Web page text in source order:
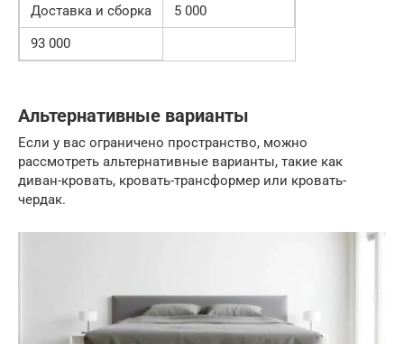
Доставка и сборка
5 000
93 000
Альтернативные варианты
Если у вас ограничено пространство, можно
рассмотреть альтернативные варианты, такие как
диван-кровать, кровать-трансформер или кровать-
чердак.